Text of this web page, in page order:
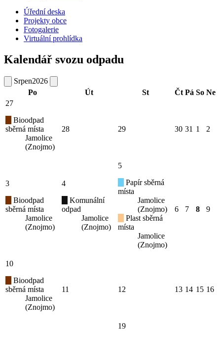
Úřední deska
Projekty obce
Fotogalerie
Virtuální prohlídka
Kalendář svozu odpadu
Srpen2026
Po
Út St Čt Pá So Ne
27
Bioodpad
sběrná místa
Jamolice
(Znojmo)
28 29 30 31 1 2
3
Bioodpad
sběrná místa
Jamolice
(Znojmo)
4
Komunální
odpad
Jamolice
(Znojmo)
5
Papír sběrná
místa
Jamolice
(Znojmo)
Plast sběrná
místa
Jamolice
(Znojmo)
6 7 8 9
10
Bioodpad
sběrná místa
Jamolice
(Znojmo)
11 12 13 14 15 16
19